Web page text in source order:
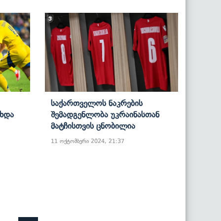
Საქართველოს Ნაკრების
Შემადგენლობა Უკრაინასთან
Მატჩისთვის Ცნობილია
11 ოქტომბერი 2024, 21:37